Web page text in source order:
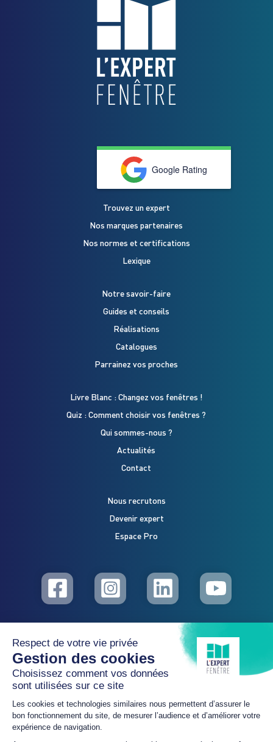
Google Rating
Trouvez un expert
Nos marques partenaires
Nos normes et certifications
Lexique
Notre savoir-faire
Guides et conseils
Réalisations
Catalogues
Parrainez vos proches
Livre Blanc : Changez vos fenêtres !
Quiz : Comment choisir vos fenêtres ?
Qui sommes-nous ?
Actualités
Contact
Nous recrutons
Devenir expert
Espace Pro